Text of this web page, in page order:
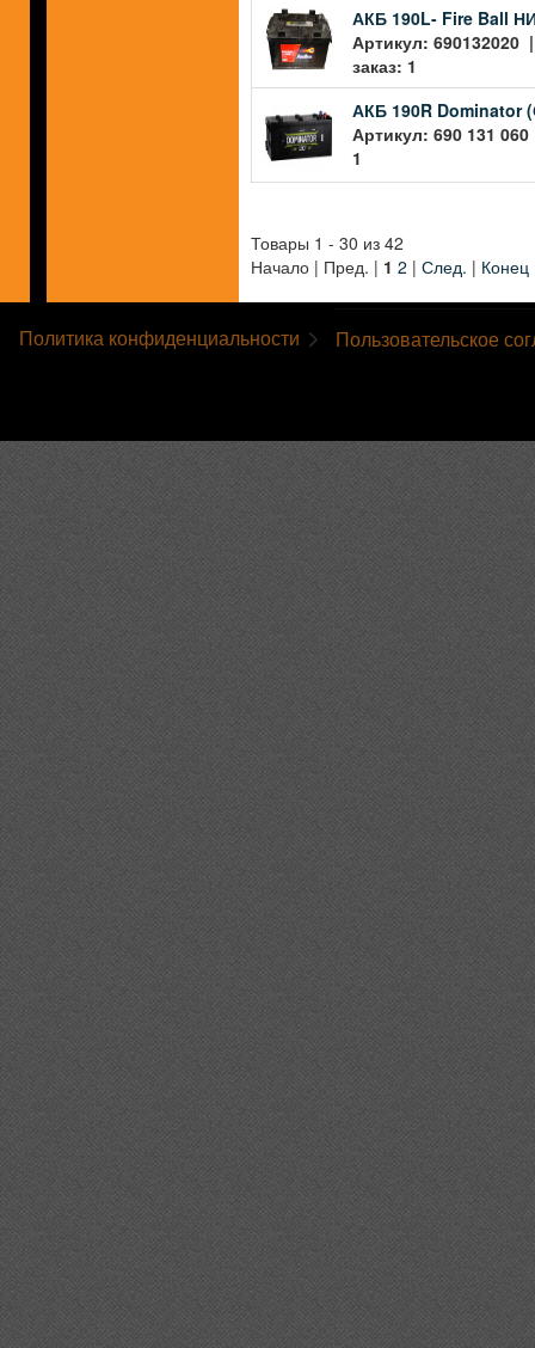
АКБ 190L- Fire Ball
Артикул:
заказ: 1
АКБ 190R Dominator
Артикул: 690 131
1
Товары 1 - 30 из 42
Начало | Пред. | 1 2 | След. | Конец
Политика конфиденциальности Пользовательское